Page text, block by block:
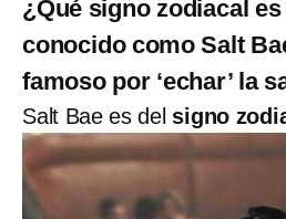
¿Qué signo zodiacal
conocido como Salt
famoso por ‘echar’ la
Salt Bae es del signo